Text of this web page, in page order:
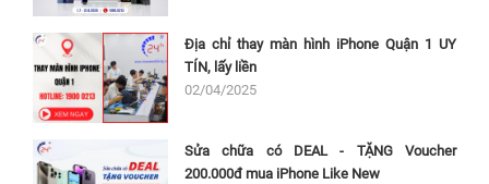
Địa chỉ thay màn hình iPhone Quận 1 UY
TÍN, lấy liền
02/04/2025
Sửa chữa có DEAL - TẶNG Voucher
200.000đ mua iPhone Like New